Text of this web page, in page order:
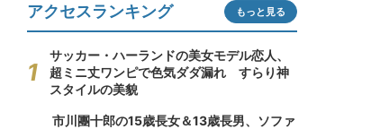
アクセスランキング もっと見る
サッカー・ハーランドの美女モデル恋人、
超ミニ丈ワンピで色気ダダ漏れ すらり神
スタイルの美貌
市川團十郎の15歳長女＆13歳長男、ソファ